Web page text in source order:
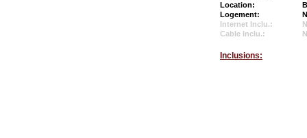
Location:
Logement:
Internet Inclu.:
Cable Inclu.:
Inclusions: